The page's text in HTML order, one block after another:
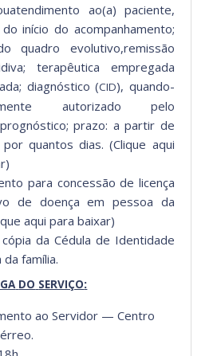
ao(a) paciente,
iní­cio do acom­pan­hamen­to;
quadro evolutivo,remissão
ter­apêu­ti­ca empre­ga­da
diag­nós­ti­co (CID), quan­do­
autor­iza­do pelo
pra­zo: a par­tir de
quan­tos dias. (Clique aqui
para con­cessão de licença
de doença em pes­soa da
aqui para baixar)
da Cédu­la de Iden­ti­dade
família.
DO SERVIÇO:
ao Servi­dor — Cen­tro